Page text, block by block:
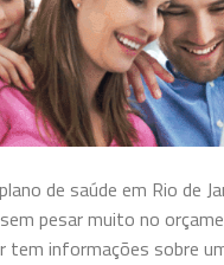
de saúde em Rio de
pesar muito no
tem informações sobre